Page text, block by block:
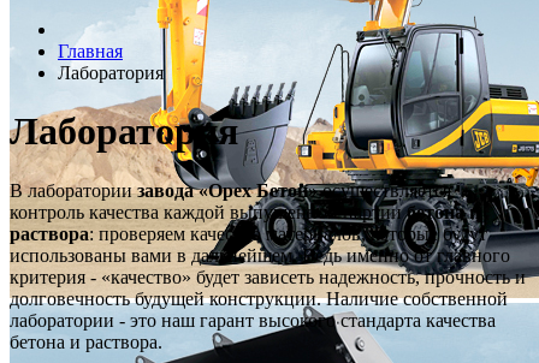
Главная
Лаборатория
Лаборатория
В лабораториизавода «Орех Бетон»осуществляется
контроль качества каждой выпущенной партиибетона и
раствора: проверяем качество материалов, которые будут
использованы вами в дальнейшем. Ведь именно от главного
критерия - «качество» будет зависеть надежность, прочность и
долговечность будущей конструкции. Наличие собственной
лаборатории - это наш гарант высокого стандарта качества
бетона и раствора.